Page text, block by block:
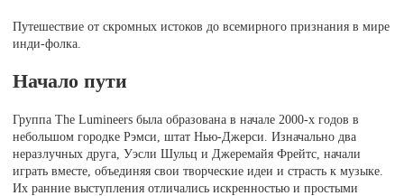
Путешествие от скромных истоков до всемирного признания в мире
инди-фолка.
Начало пути
Группа The Lumineers была образована в начале 2000-х годов в
небольшом городке Рэмси, штат Нью-Джерси. Изначально два
неразлучных друга, Уэсли Шульц и Джеремайя Фрейтс, начали
играть вместе, объединяя свои творческие идеи и страсть к музыке.
Их ранние выступления отличались искренностью и простыми